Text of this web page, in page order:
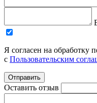
Я согласен на обработку
с Пользовательским
Отправить
Оставить отзыв